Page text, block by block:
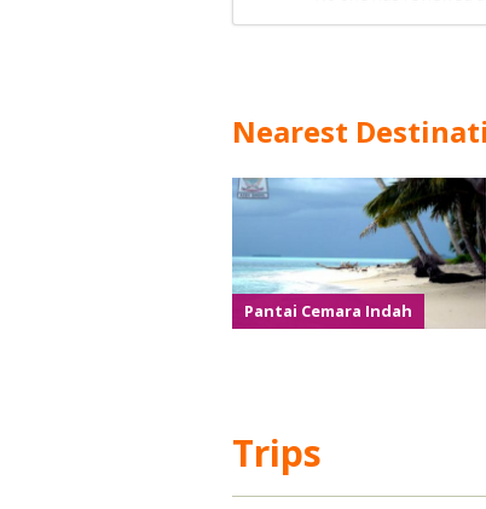
Nearest
Pantai Cemara Indah
Trips